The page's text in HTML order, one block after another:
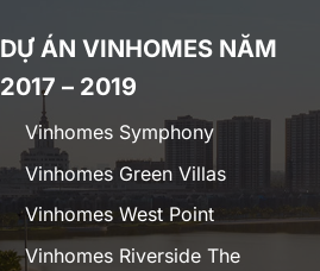
DỰ ÁN VINHOMES NĂM
2017 – 2019
Vinhomes Symphony
Vinhomes Green Villas
Vinhomes West Point
Vinhomes Riverside The